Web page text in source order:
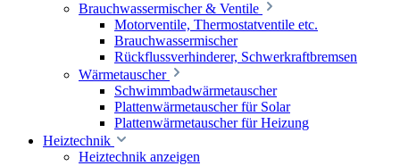
Brauchwassermischer & Ventile
Motorventile, Thermostatventile etc.
Brauchwassermischer
Rückflussverhinderer, Schwerkraftbremsen
Wärmetauscher
Schwimmbadwärmetauscher
Plattenwärmetauscher für Solar
Plattenwärmetauscher für Heizung
Heiztechnik
Heiztechnik anzeigen